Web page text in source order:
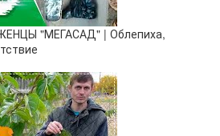
"МЕГАСАД" | Облепиха,